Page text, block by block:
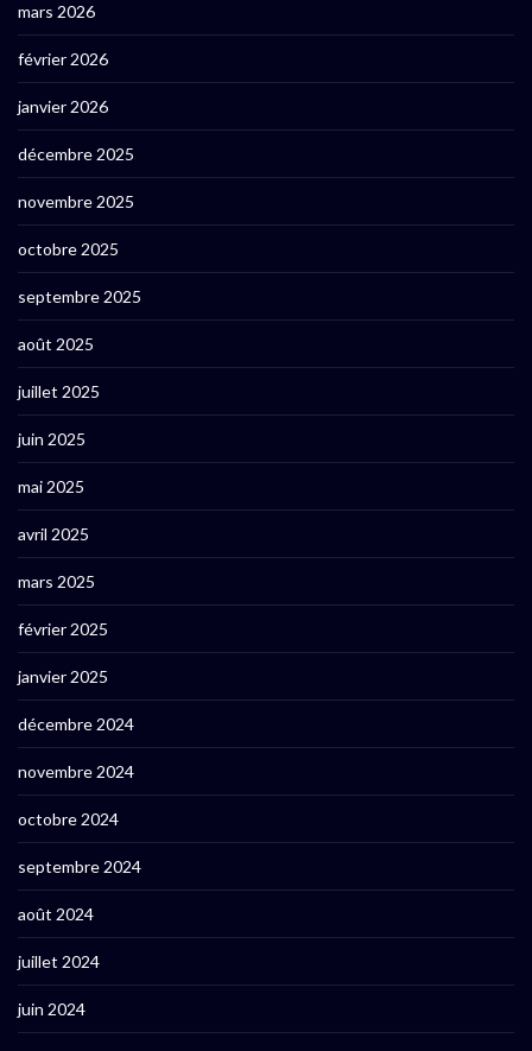
mars 2026
février 2026
janvier 2026
décembre 2025
novembre 2025
octobre 2025
septembre 2025
août 2025
juillet 2025
juin 2025
mai 2025
avril 2025
mars 2025
février 2025
janvier 2025
décembre 2024
novembre 2024
octobre 2024
septembre 2024
août 2024
juillet 2024
juin 2024